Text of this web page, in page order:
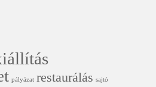
pályázat restaurálás sajtó